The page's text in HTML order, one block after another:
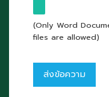
(Only Word
files are allowed)